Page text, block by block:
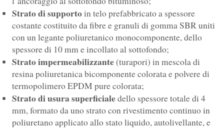
Strato di supportoin telo prefabbricato a spessore
costante costituito da fibre e granuli di gomma SBR uniti
con un legante poliuretanico monocomponente, dello
spessore di 10 mm e incollato al sottofondo;
Strato impermeabilizzante(turapori) in mescola di
resina poliuretanica bicomponente colorata e polvere di
termopolimero EPDM pure colorata;
Strato di usura superficialedello spessore totale di 4
mm, formato da uno strato con rivestimento continuo in
poliuretano applicato allo stato liquido, autolivellante, e